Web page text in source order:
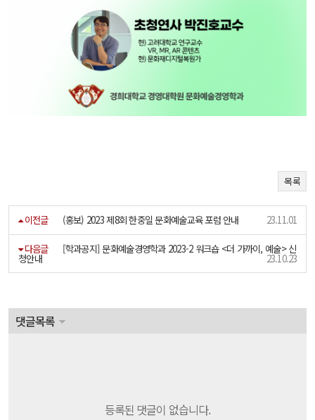
목록
이전글 (홍보) 2023 제8회 한중일 문화예술교육 포럼 안내 23.11.01
다음글 [학과공지] 문화예술경영학과 2023-2 워크숍 <더 가까이, 예술> 신
청안내 23.10.23
댓글목록
등록된 댓글이 없습니다.